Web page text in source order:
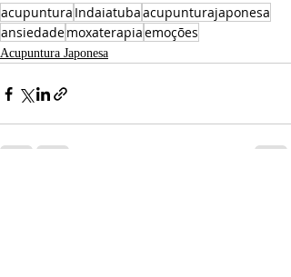
acupuntura Indaiatubaacupunturajaponesa
ansiedademoxaterapiaemoções
Acupuntura Japonesa